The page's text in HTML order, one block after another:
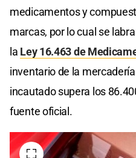
medicamentos y
marcas, por lo cual se
la Ley 16.463 de
inventario de la
incautado supera los
fuente oficial.